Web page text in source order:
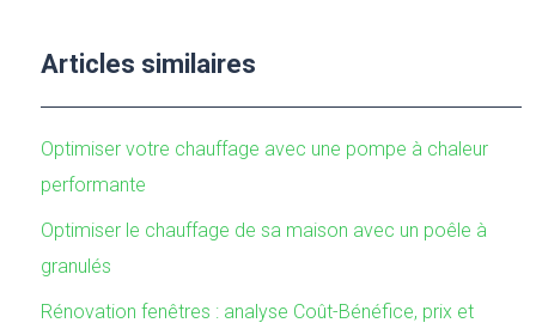
Articles similaires
Optimiser votre chauffage avec une pompe à chaleur
performante
Optimiser le chauffage de sa maison avec un poêle à
granulés
Rénovation fenêtres : analyse Coût-Bénéfice, prix et